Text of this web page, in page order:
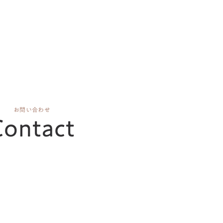
お問い合わせ